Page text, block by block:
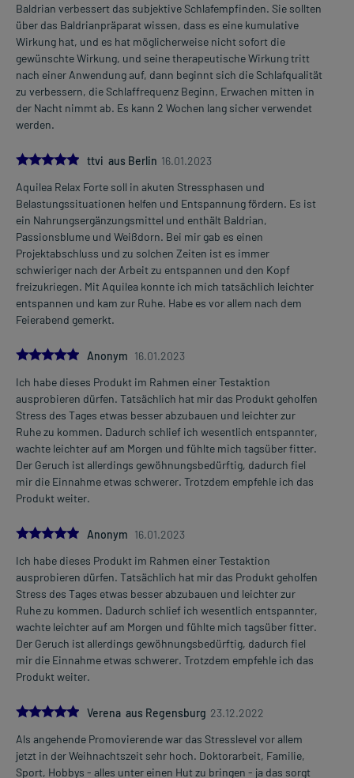
Baldrian verbessert das subjektive Schlafempfinden. Sie sollten
über das Baldrianpräparat wissen, dass es eine kumulative
Wirkung hat, und es hat möglicherweise nicht sofort die
gewünschte Wirkung, und seine therapeutische Wirkung tritt
nach einer Anwendung auf, dann beginnt sich die Schlafqualität
zu verbessern, die Schlaffrequenz Beginn, Erwachen mitten in
der Nacht nimmt ab. Es kann 2 Wochen lang sicher verwendet
werden.
5.0
ttvi aus Berlin 16.01.2023
Aquilea Relax Forte soll in akuten Stressphasen und
Belastungssituationen helfen und Entspannung fördern. Es ist
ein Nahrungsergänzungsmittel und enthält Baldrian,
Passionsblume und Weißdorn. Bei mir gab es einen
Projektabschluss und zu solchen Zeiten ist es immer
schwieriger nach der Arbeit zu entspannen und den Kopf
freizukriegen. Mit Aquilea konnte ich mich tatsächlich leichter
entspannen und kam zur Ruhe. Habe es vor allem nach dem
Feierabend gemerkt.
5.0Anonym 16.01.2023
Ich habe dieses Produkt im Rahmen einer Testaktion
ausprobieren dürfen. Tatsächlich hat mir das Produkt geholfen
Stress des Tages etwas besser abzubauen und leichter zur
Ruhe zu kommen. Dadurch schlief ich wesentlich entspannter,
wachte leichter auf am Morgen und fühlte mich tagsüber fitter.
Der Geruch ist allerdings gewöhnungsbedürftig, dadurch fiel
mir die Einnahme etwas schwerer. Trotzdem empfehle ich das
Produkt weiter.
5.0Anonym 16.01.2023
Ich habe dieses Produkt im Rahmen einer Testaktion
ausprobieren dürfen. Tatsächlich hat mir das Produkt geholfen
Stress des Tages etwas besser abzubauen und leichter zur
Ruhe zu kommen. Dadurch schlief ich wesentlich entspannter,
wachte leichter auf am Morgen und fühlte mich tagsüber fitter.
Der Geruch ist allerdings gewöhnungsbedürftig, dadurch fiel
mir die Einnahme etwas schwerer. Trotzdem empfehle ich das
Produkt weiter.
5.0
Verena aus Regensburg 23.12.2022
Als angehende Promovierende war das Stresslevel vor allem
jetzt in der Weihnachtszeit sehr hoch. Doktorarbeit, Familie,
Sport, Hobbys - alles unter einen Hut zu bringen - ja das sorgt